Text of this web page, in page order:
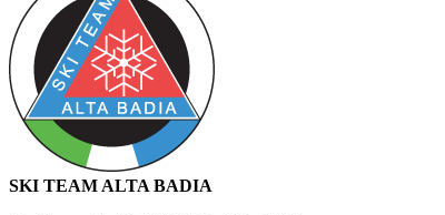
SKI TEAM ALTA BADIA